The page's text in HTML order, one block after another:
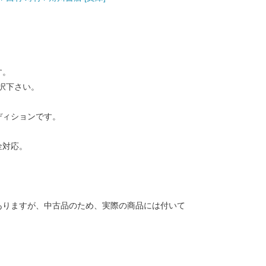
さい。
ションです。
応。
ますが、中古品のため、実際の商品には付いて